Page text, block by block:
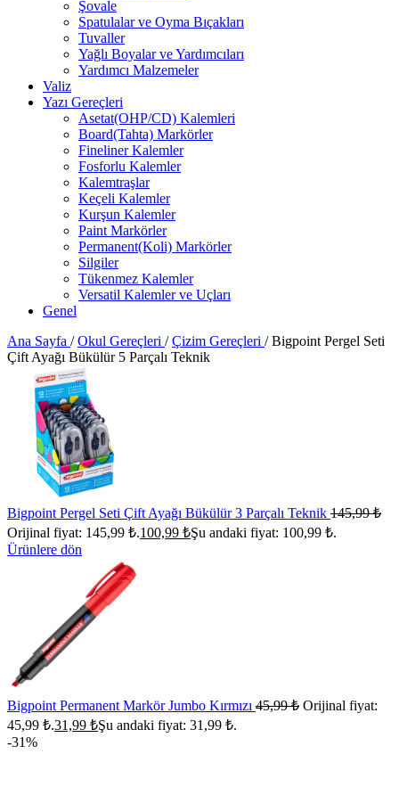
Şovale
Spatulalar ve Oyma Bıçakları
Tuvaller
Yağlı Boyalar ve Yardımcıları
Yardımcı Malzemeler
Valiz
Yazı Gereçleri
Asetat(OHP/CD) Kalemleri
Board(Tahta) Markörler
Fineliner Kalemler
Fosforlu Kalemler
Kalemtraşlar
Keçeli Kalemler
Kurşun Kalemler
Paint Markörler
Permanent(Koli) Markörler
Silgiler
Tükenmez Kalemler
Versatil Kalemler ve Uçları
Genel
Ana Sayfa / Okul Gereçleri / Çizim Gereçleri / Bigpoint Pergel Seti
Çift Ayağı Bükülür 5 Parçalı Teknik
Bigpoint Pergel Seti Çift Ayağı Bükülür 3 Parçalı Teknik 145,99₺
Orijinal fiyat: 145,99 ₺.100,99 ₺Şu andaki fiyat: 100,99 ₺.
Ürünlere dön
Bigpoint Permanent Markör Jumbo Kırmızı 45,99₺ Orijinal fiyat:
45,99 ₺.31,99 ₺Şu andaki fiyat: 31,99 ₺.
-31%